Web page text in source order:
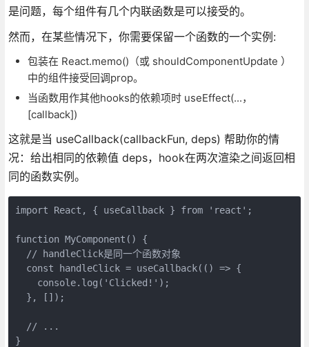
是问题，每个组件有几个内联函数是可以接受的。
然而，在某些情况下，你需要保留一个函数的一个实例:
包装在 React.memo()（或 shouldComponentUpdate ）
中的组件接受回调prop。
当函数用作其他hooks的依赖项时 useEffect(...，
[callback])
这就是当 useCallback(callbackFun, deps) 帮助你的情
况：给出相同的依赖值 deps，hook在两次渲染之间返回相
同的函数实例。
import React, { useCallback } from 'react';
function MyComponent() {
  // handleClick是同一个函数对象
  const handleClick = useCallback(() => {
    console.log('Clicked!');
  }, []);
  // ...
}